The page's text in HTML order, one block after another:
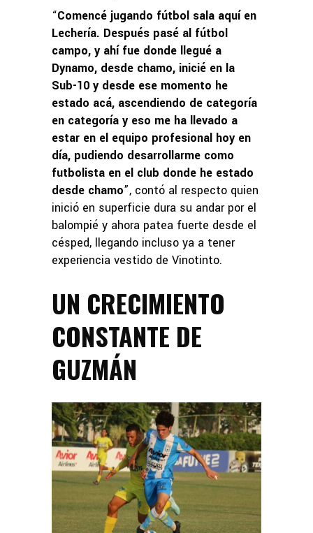
“Comencé jugando fútbol sala aquí en
Lechería. Después pasé al fútbol
campo, y ahí fue donde llegué a
Dynamo, desde chamo, inicié en la
Sub-10 y desde ese momento he
estado acá, ascendiendo de categoría
en categoría y eso me ha llevado a
estar en el equipo profesional hoy en
día, pudiendo desarrollarme como
futbolista en el club donde he estado
desde chamo”, contó al respecto quien
inició en superficie dura su andar por el
balompié y ahora patea fuerte desde el
césped, llegando incluso ya a tener
experiencia vestido de Vinotinto.
UN CRECIMIENTO
CONSTANTE DE
GUZMÁN